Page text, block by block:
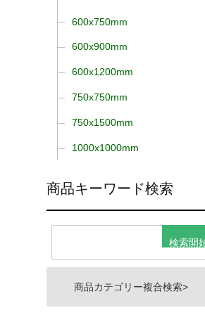
600x750mm
600x900mm
600x1200mm
750x750mm
750x1500mm
1000x1000mm
商品キーワード検索
商品カテゴリー複合検索>